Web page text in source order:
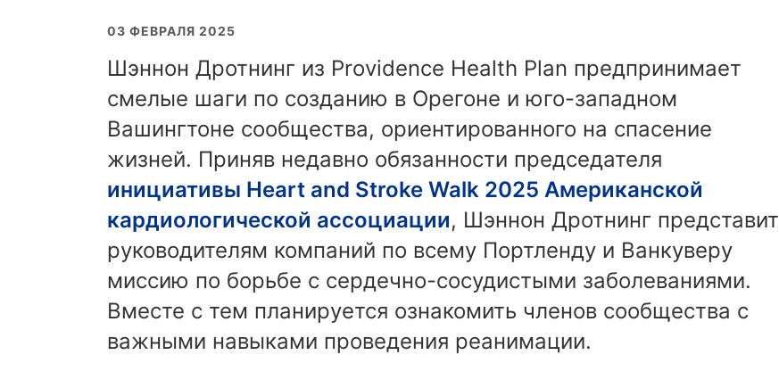
03 ФЕВРАЛЯ 2025
Шэннон Дротнинг из Providence Health Plan предпринимает
смелые шаги по созданию в Орегоне и юго-западном
Вашингтоне сообщества, ориентированного на спасение
жизней. Приняв недавно обязанности председателя
инициативы Heart and Stroke Walk 2025 Американской
кардиологической ассоциации, Шэннон Дротнинг представит
руководителям компаний по всему Портленду и Ванкуверу
миссию по борьбе с сердечно-сосудистыми заболеваниями.
Вместе с тем планируется ознакомить членов сообщества с
важными навыками проведения реанимации.